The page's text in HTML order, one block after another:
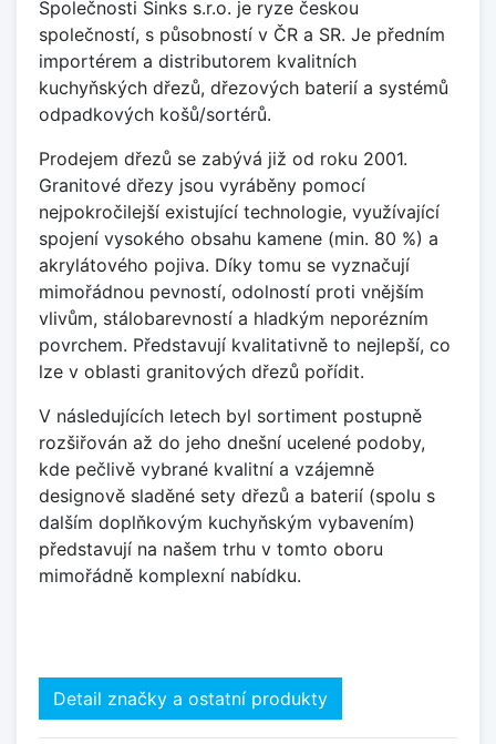
Společnosti Sinks s.r.o. je ryze českou
společností, s působností v ČR a SR. Je předním
importérem a distributorem kvalitních
kuchyňských dřezů, dřezových baterií a systémů
odpadkových košů/sortérů.
Prodejem dřezů se zabývá již od roku 2001.
Granitové dřezy jsou vyráběny pomocí
nejpokročilejší existující technologie, využívající
spojení vysokého obsahu kamene (min. 80 %) a
akrylátového pojiva. Díky tomu se vyznačují
mimořádnou pevností, odolností proti vnějším
vlivům, stálobarevností a hladkým neporézním
povrchem. Představují kvalitativně to nejlepší, co
lze v oblasti granitových dřezů pořídit.
V následujících letech byl sortiment postupně
rozšiřován až do jeho dnešní ucelené podoby,
kde pečlivě vybrané kvalitní a vzájemně
designově sladěné sety dřezů a baterií (spolu s
dalším doplňkovým kuchyňským vybavením)
představují na našem trhu v tomto oboru
mimořádně komplexní nabídku.
Detail značky a ostatní produkty